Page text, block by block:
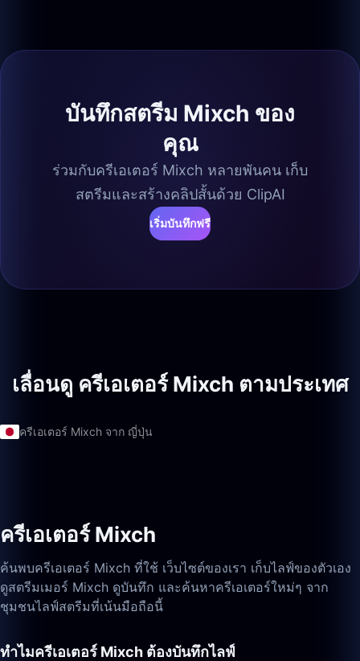
บันทึกสตรีม Mixch ของ
คุณ
ร่วมกับครีเอเตอร์ Mixch หลายพันคน เก็บ
สตรีมและสร้างคลิปสั้นด้วย ClipAI
เริ่มบันทึกฟรี
เลื่อนดู ครีเอเตอร์ Mixch ตามประเทศ
ครีเอเตอร์ Mixch จาก ญี่ปุ่น
ครีเอเตอร์ Mixch
ค้นพบครีเอเตอร์ Mixch ที่ใช้ เว็บไซต์ของเรา เก็บไลฟ์ของตัวเอง
ดูสตรีมเมอร์ Mixch ดูบันทึก และค้นหาครีเอเตอร์ใหม่ๆ จาก
ชุมชนไลฟ์สตรีมที่เน้นมือถือนี้
ทำไมครีเอเตอร์ Mixch ต้องบันทึกไลฟ์